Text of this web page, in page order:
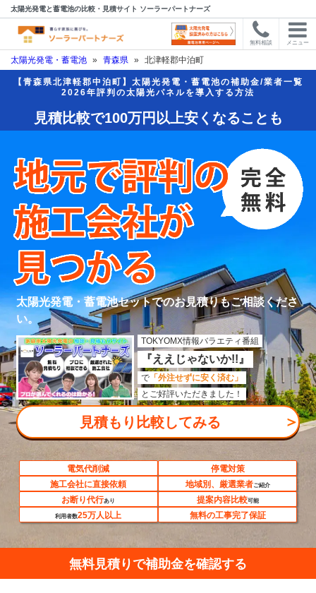
太陽光発電と蓄電池の比較・見積サイト ソーラーパートナーズ
無料相談 メニュー
太陽光発電・蓄電池 » 青森県 » 北津軽郡中泊町
【青森県北津軽郡中泊町】太陽光発電・蓄電池の補助金/業者一覧
2026年評判の太陽光パネルを導入する方法
見積比較で100万円以上安くなることも
太陽光発電・蓄電池セットでのお見積りもご相談くださ
い。
TOKYOMX情報バラエティ番組
『ええじゃないか!!』
で 「外注せずに安く済む」
とご好評いただきました！
見積もり比較してみる ＞
電気代削減
停電対策
施工会社に直接依頼
地域別、厳選業者ご紹介
お断り代行あり 提案内容比較可能
利用者数25万人以上 無料の工事完了保証
無料見積りで補助金を確認する